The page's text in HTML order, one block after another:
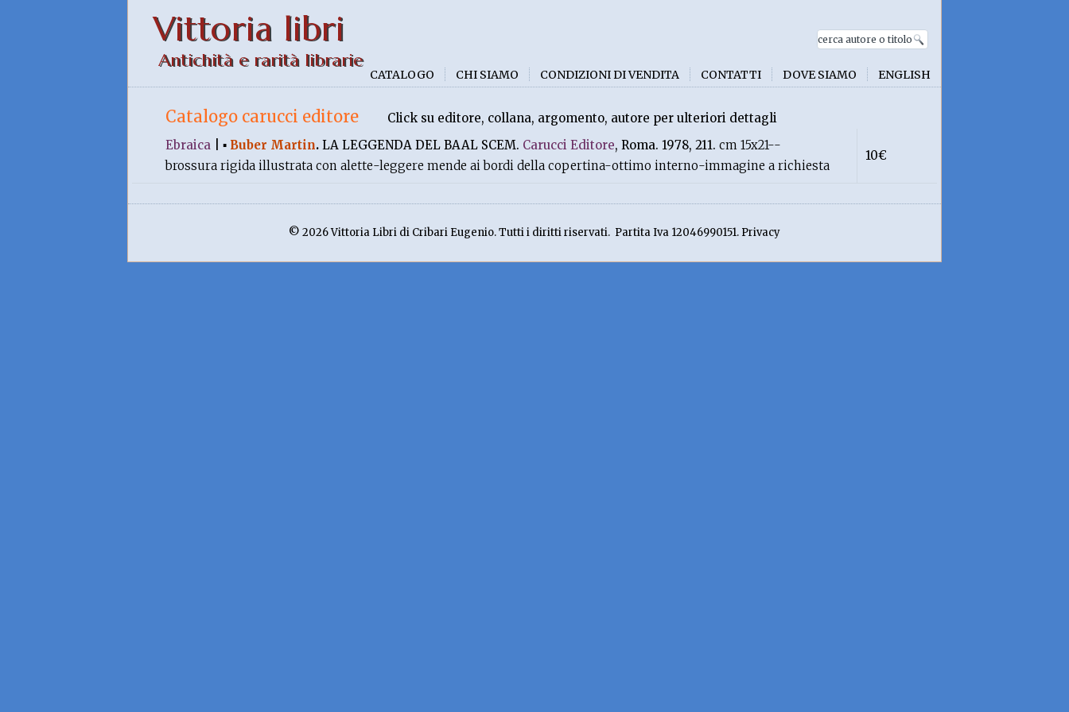
Vittoria libri
Antichità e rarità librarie
CATALOGO CHI SIAMO CONDIZIONI DI VENDITA CONTATTI DOVE SIAMO ENGLISH
Catalogo carucci editore
Click su editore, collana, argomento, autore per ulteriori dettagli
Ebraica
▪ Buber Martin. LA LEGGENDA DEL BAAL SCEM. Carucci Editore, Roma. 1978, 211. cm 15x21--
brossura rigida illustrata con alette-leggere mende ai bordi della copertina-ottimo interno-immagine a richiesta
10€
© 2026 Vittoria Libri di Cribari Eugenio. Tutti i diritti riservati. Partita Iva 12046990151. Privacy